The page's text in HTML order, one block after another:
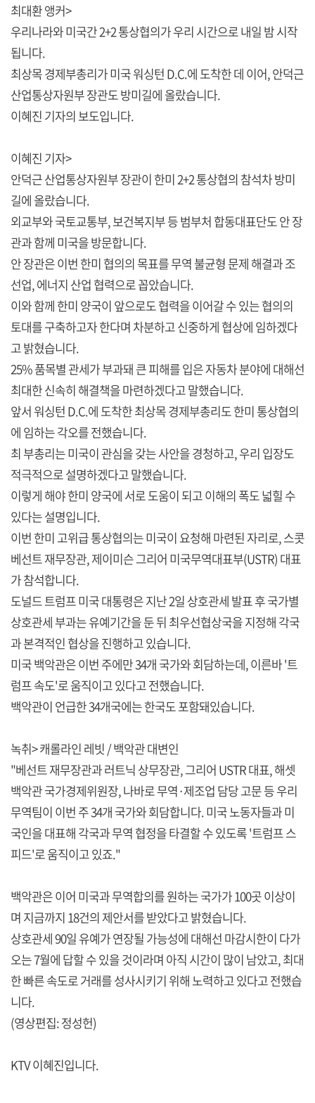
최대환 앵커>
우리나라와 미국간 2+2 통상협의가 우리 시간으로 내일 밤 시작
됩니다.
최상목 경제부총리가 미국 워싱턴 D.C.에 도착한 데 이어, 안덕근
산업통상자원부 장관도 방미길에 올랐습니다.
이혜진 기자의 보도입니다.
이혜진 기자>
안덕근 산업통상자원부 장관이 한미 2+2 통상협의 참석차 방미
길에 올랐습니다.
외교부와 국토교통부, 보건복지부 등 범부처 합동대표단도 안 장
관과 함께 미국을 방문합니다.
안 장관은 이번 한미 협의의 목표를 무역 불균형 문제 해결과 조
선업, 에너지 산업 협력으로 꼽았습니다.
이와 함께 한미 양국이 앞으로도 협력을 이어갈 수 있는 협의의
토대를 구축하고자 한다며 차분하고 신중하게 협상에 임하겠다
고 밝혔습니다.
25% 품목별 관세가 부과돼 큰 피해를 입은 자동차 분야에 대해선
최대한 신속히 해결책을 마련하겠다고 말했습니다.
앞서 워싱턴 D.C.에 도착한 최상목 경제부총리도 한미 통상협의
에 임하는 각오를 전했습니다.
최 부총리는 미국이 관심을 갖는 사안을 경청하고, 우리 입장도
적극적으로 설명하겠다고 말했습니다.
이렇게 해야 한미 양국에 서로 도움이 되고 이해의 폭도 넓힐 수
있다는 설명입니다.
이번 한미 고위급 통상협의는 미국이 요청해 마련된 자리로, 스콧
베선트 재무장관, 제이미슨 그리어 미국무역대표부(USTR) 대표
가 참석합니다.
도널드 트럼프 미국 대통령은 지난 2일 상호관세 발표 후 국가별
상호관세 부과는 유예기간을 둔 뒤 최우선협상국을 지정해 각국
과 본격적인 협상을 진행하고 있습니다.
미국 백악관은 이번 주에만 34개 국가와 회담하는데, 이른바 '트
럼프 속도'로 움직이고 있다고 전했습니다.
백악관이 언급한 34개국에는 한국도 포함돼있습니다.
녹취> 캐롤라인 레빗 / 백악관 대변인
"베선트 재무장관과 러트닉 상무장관, 그리어 USTR 대표, 해셋
백악관 국가경제위원장, 나바로 무역·제조업 담당 고문 등 우리
무역팀이 이번 주 34개 국가와 회담합니다. 미국 노동자들과 미
국인을 대표해 각국과 무역 협정을 타결할 수 있도록 '트럼프 스
피드'로 움직이고 있죠."
백악관은 이어 미국과 무역합의를 원하는 국가가 100곳 이상이
며 지금까지 18건의 제안서를 받았다고 밝혔습니다.
상호관세 90일 유예가 연장될 가능성에 대해선 마감시한이 다가
오는 7월에 답할 수 있을 것이라며 아직 시간이 많이 남았고, 최대
한 빠른 속도로 거래를 성사시키기 위해 노력하고 있다고 전했습
니다.
(영상편집: 정성헌)
KTV 이혜진입니다.